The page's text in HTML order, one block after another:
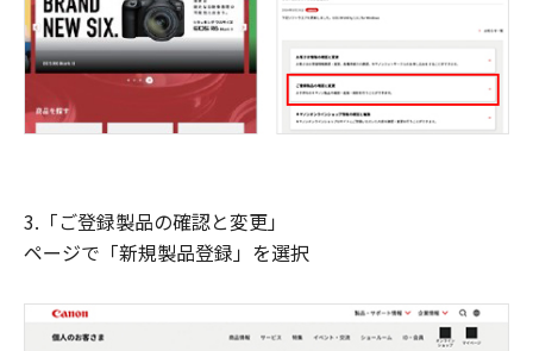
3.「ご登録製品の確認と変更」
ページで「新規製品登録」を選択